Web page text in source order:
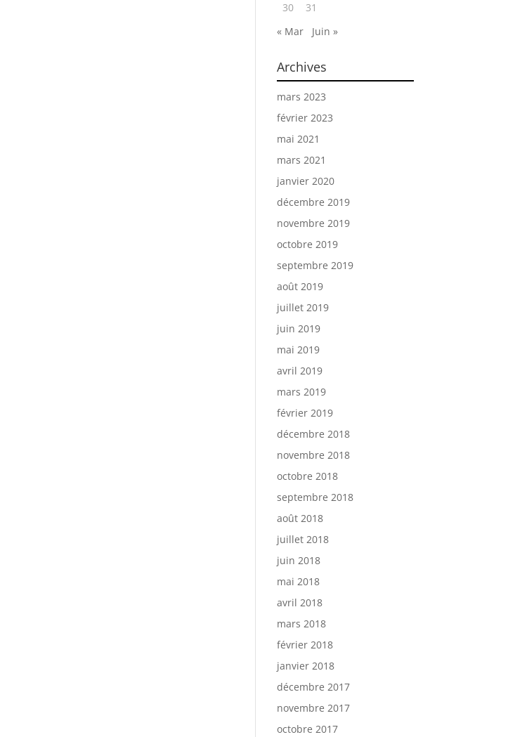
30
31
« Mar
Juin »
Archives
mars 2023
février 2023
mai 2021
mars 2021
janvier 2020
décembre 2019
novembre 2019
octobre 2019
septembre 2019
août 2019
juillet 2019
juin 2019
mai 2019
avril 2019
mars 2019
février 2019
décembre 2018
novembre 2018
octobre 2018
septembre 2018
août 2018
juillet 2018
juin 2018
mai 2018
avril 2018
mars 2018
février 2018
janvier 2018
décembre 2017
novembre 2017
octobre 2017